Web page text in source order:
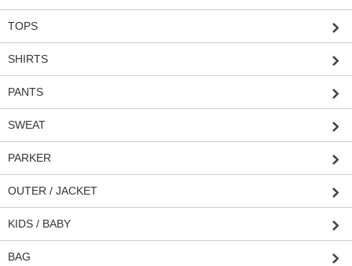
TOPS
SHIRTS
PANTS
SWEAT
PARKER
OUTER / JACKET
KIDS / BABY
BAG